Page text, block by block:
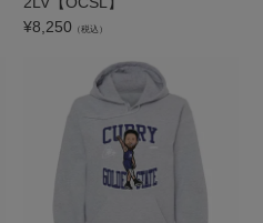
¥8,250 （税込）